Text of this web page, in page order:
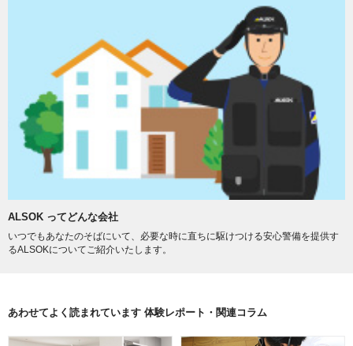
ALSOK ってどんな会社
いつでもあなたのそばにいて、必要な時に直ちに駆けつける安心警備を提供す
るALSOKについてご紹介いたします。
あわせてよく読まれています 体験レポート・関連コラム